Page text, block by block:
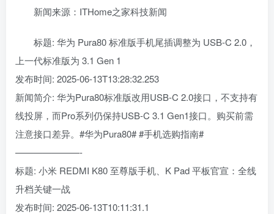
新闻来源：ITHome之家科技新闻
标题: 华为 Pura80 标准版手机尾插调整为 USB-C 2.0，
上一代标准版为 3.1 Gen 1
发布时间: 2025-06-13T13:28:32.253
新闻简介: 华为Pura80标准版改用USB-C 2.0接口，不支持有
线投屏，而Pro系列仍保持USB-C 3.1 Gen1接口。购买前需
注意接口差异。#华为Pura80# #手机选购指南#
———————-
标题: 小米 REDMI K80 至尊版手机、K Pad 平板官宣：全线
升档关键一战
发布时间: 2025-06-13T10:11:31.1